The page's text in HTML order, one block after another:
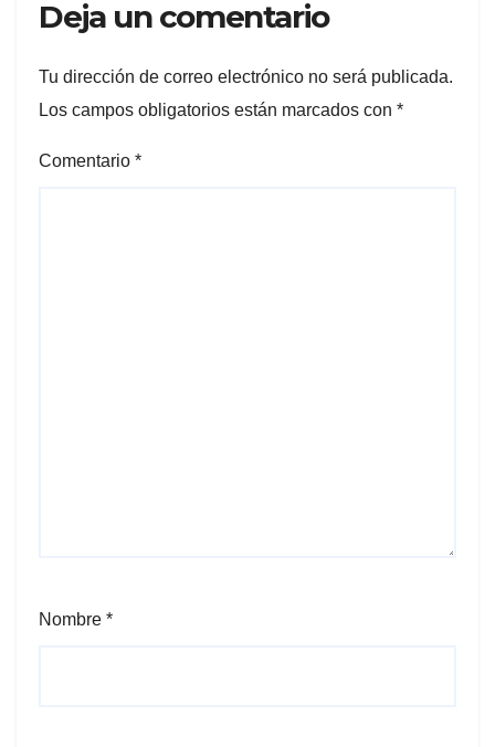
Deja un comentario
Tu dirección de correo electrónico no será publicada.
Los campos obligatorios están marcados con *
Comentario *
Nombre *